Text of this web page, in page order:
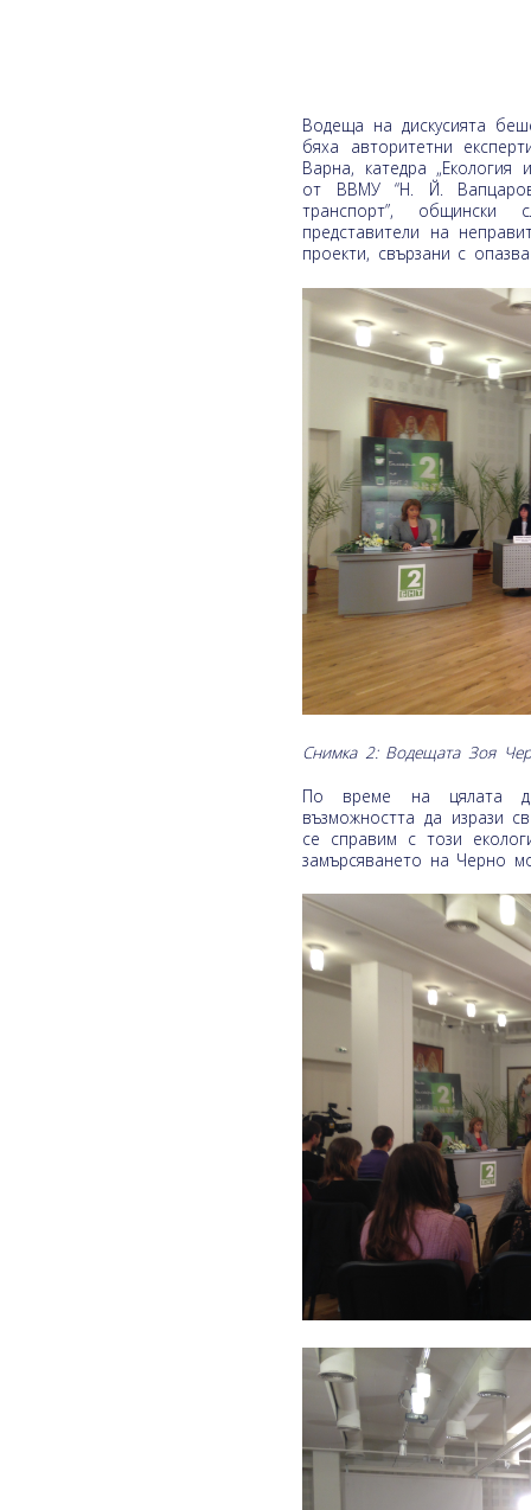
Водеща на дискусията
бяха авторитетни
Варна, катедра
от ВВМУ “Н. Й.
транспорт”, общински
представители на
проекти, свързани с
Снимка 2: Водещата Зоя
По време на цялата
възможността да изрази
се справим с този
замърсяването на Черно